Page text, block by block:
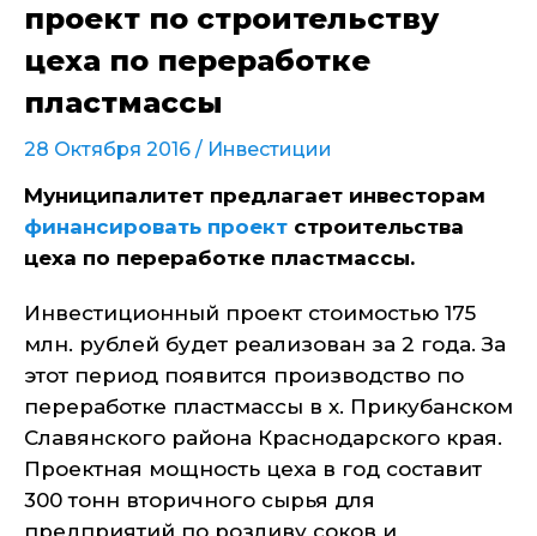
проект по строительству
цеха по переработке
пластмассы
28 Октября 2016 / Инвестиции
Муниципалитет предлагает инвесторам
финансировать проект строительства
цеха по переработке пластмассы.
Инвестиционный проект стоимостью 175
млн. рублей будет реализован за 2 года. За
этот период появится производство по
переработке пластмассы в х. Прикубанском
Славянского района Краснодарского края.
Проектная мощность цеха в год составит
300 тонн вторичного сырья для
предприятий по розливу соков и